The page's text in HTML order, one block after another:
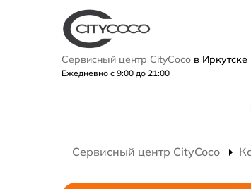
Сервисный центр CityCoco в Иркутске
Ежедневно с 9:00 до 21:00
Сервисный центр CityCoco